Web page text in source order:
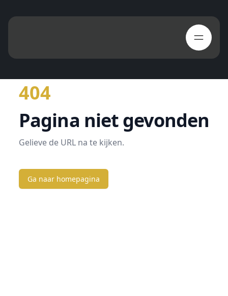
404
Pagina niet gevonden
Gelieve de URL na te kijken.
Ga naar homepagina